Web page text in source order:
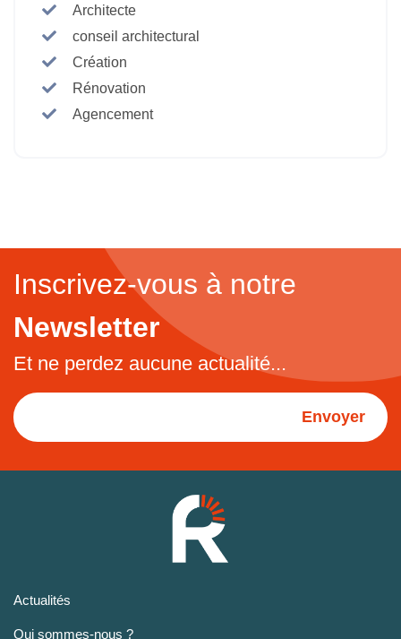
Architecte
conseil architectural
Création
Rénovation
Agencement
Inscrivez-vous à notre
Newsletter
Et ne perdez aucune actualité...
Envoyer
Actualités
Qui sommes-nous ?